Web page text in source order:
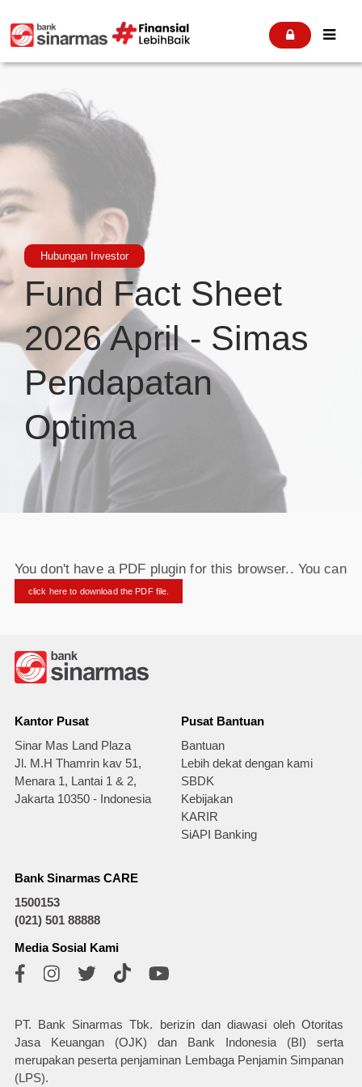
 
Hubungan Investor
Fund Fact Sheet
2026 April - Simas
Pendapatan
Optima
You don't have a PDF plugin for this browser.. You can
click here to download the PDF file.
Kantor Pusat
Sinar Mas Land Plaza
Jl. M.H Thamrin kav 51,
Menara 1, Lantai 1 & 2,
Jakarta 10350 - Indonesia
Pusat Bantuan
Bantuan
Lebih dekat dengan kami
SBDK
Kebijakan
KARIR
SiAPI Banking
Bank Sinarmas CARE
1500153
(021) 501 88888
Media Sosial Kami
PT. Bank Sinarmas Tbk. berizin dan diawasi oleh Otoritas
Jasa Keuangan (OJK) dan Bank Indonesia (BI) serta
merupakan peserta penjaminan Lembaga Penjamin Simpanan
(LPS).